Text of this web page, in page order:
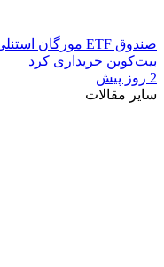
بیت‌کوین خریداری کرد
2 روز پیش
سایر مقالات